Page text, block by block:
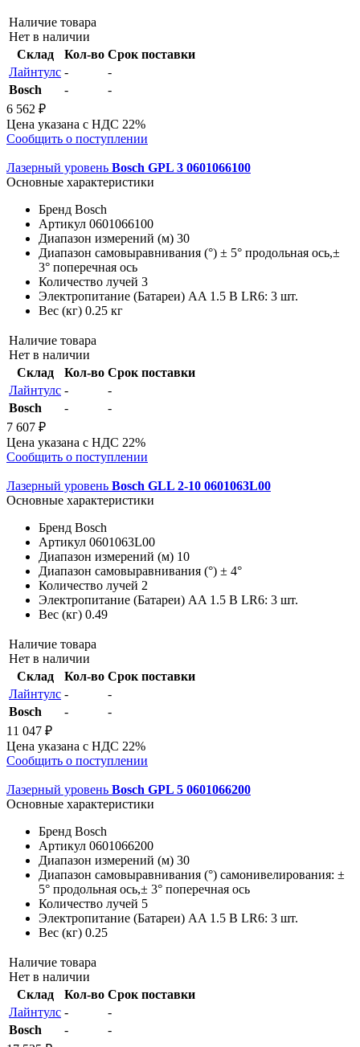
Наличие товара
Нет в наличии
Склад
Кол-во Срок поставки
Лайнтулс -
-
Bosch
-
-
6 562 ₽
Цена указана с НДС 22%
Сообщить о поступлении
Лазерный уровень Bosch GPL 3 0601066100
Основные характеристики
Бренд Bosch
Артикул 0601066100
Диапазон измерений (м) 30
Диапазон самовыравнивания (°) ± 5° продольная ось,±
3° поперечная ось
Количество лучей 3
Электропитание (Батареи) AA 1.5 В LR6: 3 шт.
Вес (кг) 0.25 кг
Наличие товара
Нет в наличии
Склад
Кол-во Срок поставки
Лайнтулс -
-
Bosch
-
-
7 607 ₽
Цена указана с НДС 22%
Сообщить о поступлении
Лазерный уровень Bosch GLL 2-10 0601063L00
Основные характеристики
Бренд Bosch
Артикул 0601063L00
Диапазон измерений (м) 10
Диапазон самовыравнивания (°) ± 4°
Количество лучей 2
Электропитание (Батареи) AA 1.5 В LR6: 3 шт.
Вес (кг) 0.49
Наличие товара
Нет в наличии
Склад
Кол-во Срок поставки
Лайнтулс -
-
Bosch
-
-
11 047 ₽
Цена указана с НДС 22%
Сообщить о поступлении
Лазерный уровень Bosch GPL 5 0601066200
Основные характеристики
Бренд Bosch
Артикул 0601066200
Диапазон измерений (м) 30
Диапазон самовыравнивания (°) самонивелирования: ±
5° продольная ось,± 3° поперечная ось
Количество лучей 5
Электропитание (Батареи) AA 1.5 В LR6: 3 шт.
Вес (кг) 0.25
Наличие товара
Нет в наличии
Склад
Кол-во Срок поставки
Лайнтулс -
-
Bosch
-
-